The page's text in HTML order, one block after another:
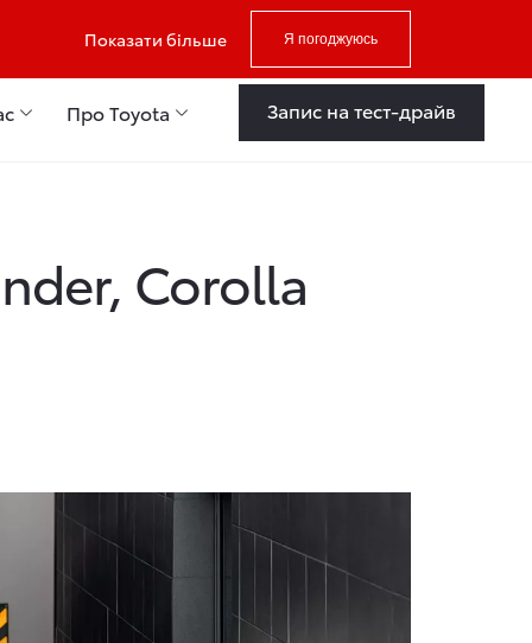
Показати більше Я погоджуюсь
Про Toyota Запис на тест-драйв
Corolla